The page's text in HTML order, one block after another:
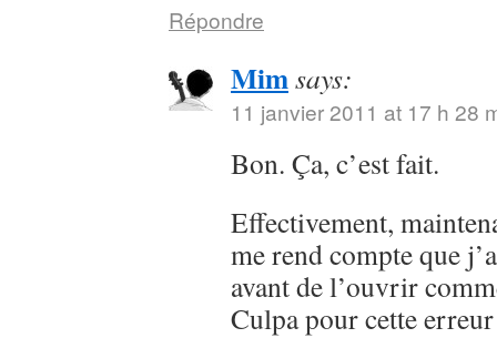
Répondre
Mimsays:
11 janvier 2011 at 17 h 28
Bon. Ça, c’est fait.
Effectivement,
me rend compte que
avant de l’ouvrir
Culpa pour cette